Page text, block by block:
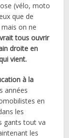
(vélo, moto
que de
on ne
tous ouvrir
droite en
vient.
à la
années
en
les
gants tout va
les